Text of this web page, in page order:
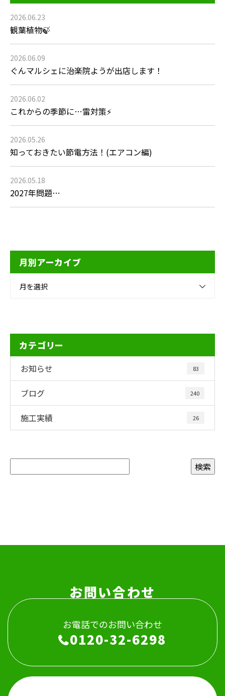
2026.06.23
観葉植物🍃
2026.06.09
ぐんマルシェに治楽院ようが出店します！
2026.06.02
これからの季節に…雷対策⚡
2026.05.26
知っておきたい節電方法！(エアコン編)
2026.05.18
2027年問題…
月別アーカイブ
月を選択
カテゴリー
お知らせ 83
ブログ 240
施工実績 26
お問い合わせ
お電話でのお問い合わせ
0120-32-6298